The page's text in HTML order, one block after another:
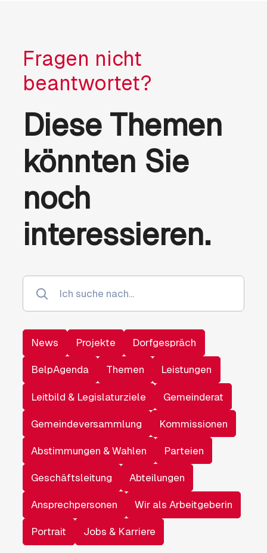
Fragen nicht
beantwortet?
Diese Themen
könnten Sie
noch
interessieren.
News Projekte Dorfgespräch
BelpAgenda Themen Leistungen
Leitbild & Legislaturziele Gemeinderat
Gemeindeversammlung Kommissionen
Abstimmungen & Wahlen Parteien
Geschäftsleitung Abteilungen
Ansprechpersonen Wir als Arbeitgeberin
Portrait Jobs & Karriere